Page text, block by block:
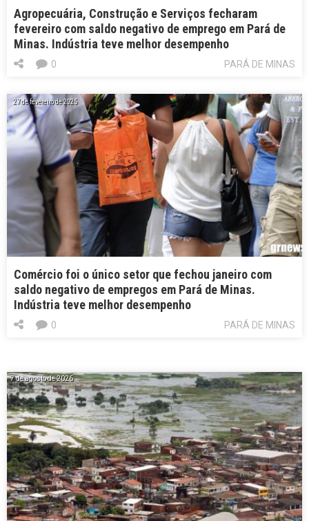
Agropecuária, Construção e Serviços fecharam
fevereiro com saldo negativo de emprego em Pará de
Minas. Indústria teve melhor desempenho
PARÁ DE MINAS
0
27 de fevereiro de 2025
Comércio foi o único setor que fechou janeiro com
saldo negativo de empregos em Pará de Minas.
Indústria teve melhor desempenho
PARÁ DE MINAS
0
7 de agosto de 2026